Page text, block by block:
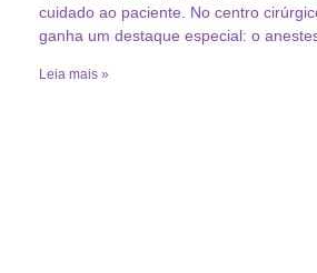
cuidado ao paciente. No centro
ganha um destaque especial: o
Leia mais »